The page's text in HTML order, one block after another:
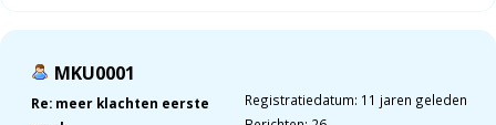
MKU0001
Re: meer klachten eerste
Registratiedatum: 11 jaren geleden